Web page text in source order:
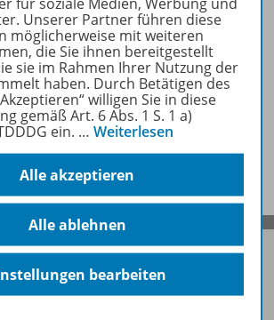
Produkte
Service
Unserer Partner führen diese
möglicherweise mit weiteren
die Sie ihnen bereitgestellt
sie im Rahmen Ihrer Nutzung der
haben. Durch Betätigen des
willigen Sie in diese
gemäß Art. 6 Abs. 1 S. 1 a)
ein. … Weiterlesen
Alle akzeptieren
Alle ablehnen
bearbeiten